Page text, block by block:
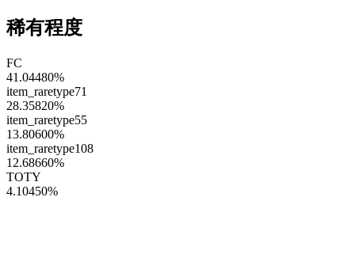
稀有程度
FC
41.04480%
item_raretype71
28.35820%
item_raretype55
13.80600%
item_raretype108
12.68660%
TOTY
4.10450%